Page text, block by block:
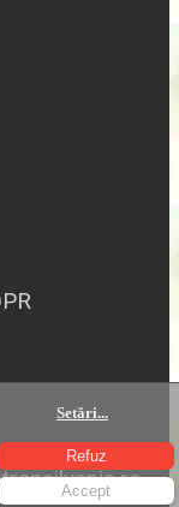
Setări...
Refuz
Accept